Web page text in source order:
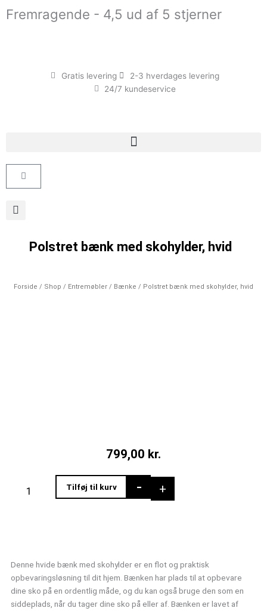
Fremragende - 4,5 ud af 5 stjerner
Gratis levering
2-3 hverdages levering
24/7 kundeservice
Kurv
Polstret bænk med skohylder, hvid
Forside / Shop / Entremøbler / Bænke / Polstret bænk med skohylder, hvid
799,00 kr.
-
bænk
+
Tilføj til kurv
Denne hvide bænk med skohylder er en flot og praktisk
opbevaringsløsning til dit hjem. Bænken har plads til at opbevare
dine sko på en ordentlig måde, og du kan også bruge den som en
siddeplads, når du tager dine sko på eller af. Bænken er lavet af